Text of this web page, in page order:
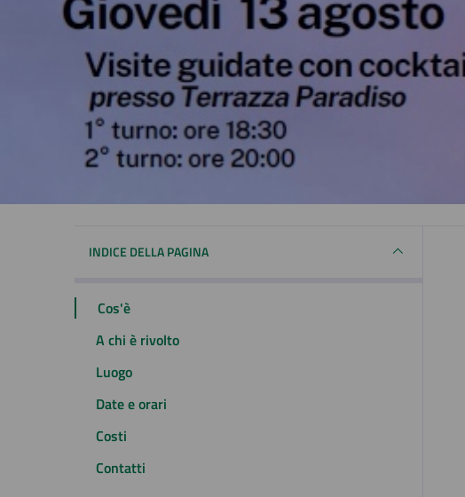
INDICE DELLA PAGINA
Cos'è
A chi è rivolto
Luogo
Date e orari
Costi
Contatti